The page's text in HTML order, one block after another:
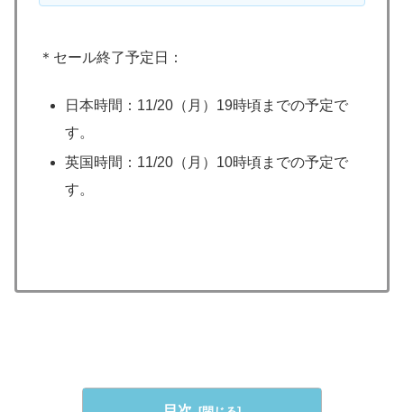
＊セール終了予定日：
日本時間：11/20（月）19時頃までの予定で
す。
英国時間：11/20（月）10時頃までの予定で
す。